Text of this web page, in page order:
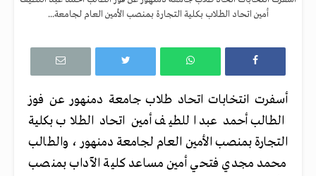
أمين اتحاد الطلاب بكلية التجارة بمنصب الأمين العام لجامعة...
أسفرت انتخابات اتحاد طلاب جامعة دمنهور عن فوز
الطالب أحمد عبد اللطيف أمين اتحاد الطلاب بكلية
التجارة بمنصب الأمين العام لجامعة دمنهور ، والطالب
محمد مجدي فتحي أمين مساعد كلية الآداب بمنصب